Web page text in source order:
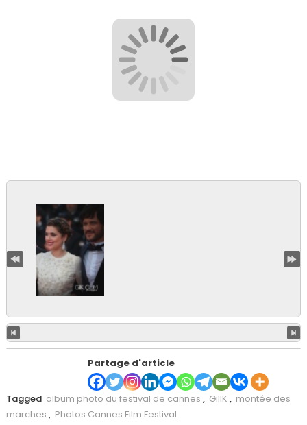
Partage d'article
Tagged album photo du festival de cannes , GillK , montée des
marches , Photos Cannes Film Festival